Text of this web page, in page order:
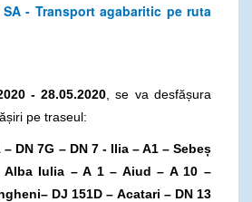
SA - Transport agabaritic pe ruta
- 28.05.2020 , se va desfășura
pe traseul:
– DN 7G – DN 7 - Ilia – A1 – Sebeș
Alba Iulia – A 1 – Aiud – A 10 –
DJ 151D – Acatari – DN 13